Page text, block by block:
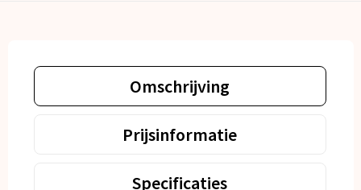
Omschrijving
Prijsinformatie
Specificaties